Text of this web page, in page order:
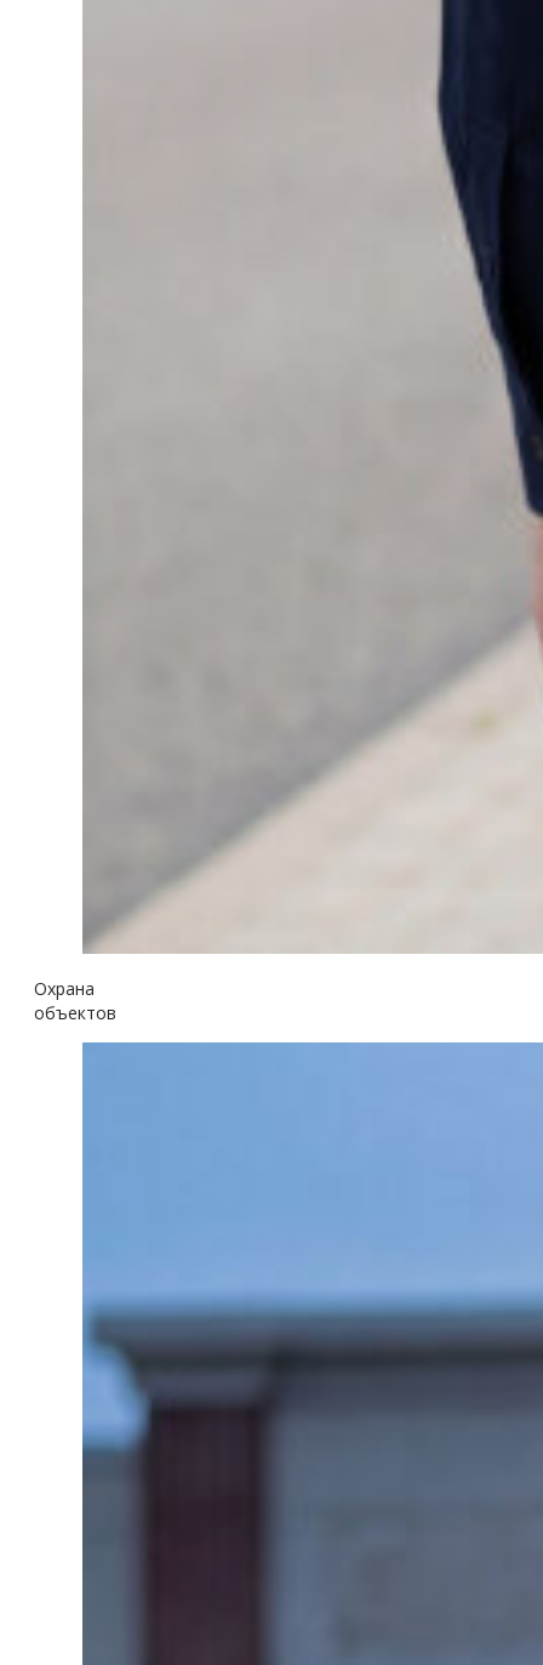
Охрана
объектов